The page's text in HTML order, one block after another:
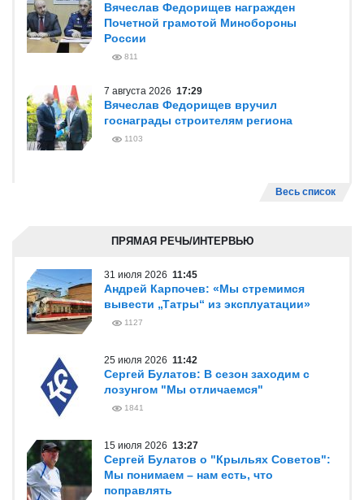
Вячеслав Федорищев награжден
Почетной грамотой Минобороны
России
811
7 августа 2026 17:29
Вячеслав Федорищев вручил
госнаграды строителям региона
1103
Весь список
ПРЯМАЯ РЕЧЬ/ИНТЕРВЬЮ
31 июля 2026 11:45
Андрей Карпочев: «Мы стремимся
вывести „Татры“ из эксплуатации»
1127
25 июля 2026 11:42
Сергей Булатов: В сезон заходим с
лозунгом "Мы отличаемся"
1841
15 июля 2026 13:27
Сергей Булатов о "Крыльях Советов":
Мы понимаем – нам есть, что
поправлять